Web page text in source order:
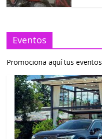
Eventos
Promociona aquí tus eventos